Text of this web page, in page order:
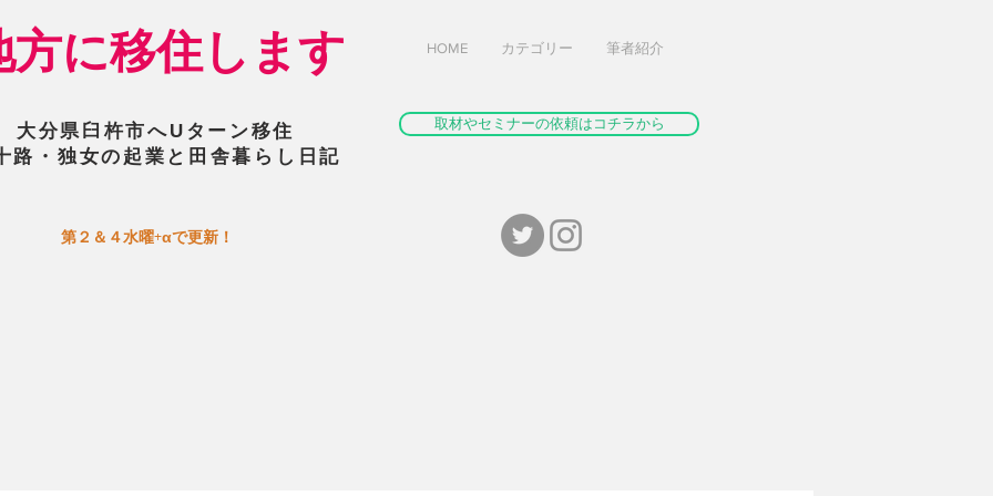
HOME カテゴリー 筆者紹介
方に移住します
大分県臼杵市へUターン移住
路・独女の起業と田舎暮らし日記
取材やセミナーの依頼はコチラから
​第２＆４水曜+αで更新！